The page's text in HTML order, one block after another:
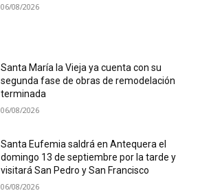
06/08/2026
Santa María la Vieja ya cuenta con su
segunda fase de obras de remodelación
terminada
06/08/2026
Santa Eufemia saldrá en Antequera el
domingo 13 de septiembre por la tarde y
visitará San Pedro y San Francisco
06/08/2026